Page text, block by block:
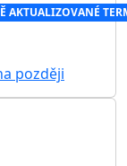
AKTUALIZOVANÉ
později